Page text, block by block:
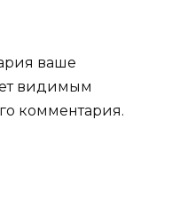
ваше
видимым
комментария.